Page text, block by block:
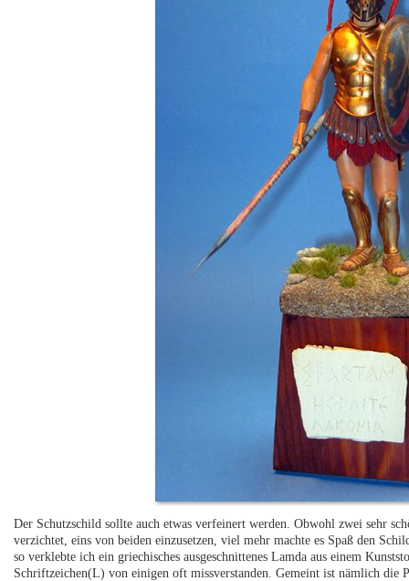
Der Schutzschild sollte auch etwas verfeinert werden. Obwohl zwei sehr
verzichtet, eins von beiden einzusetzen, viel mehr machte es Spaß den
so verklebte ich ein griechisches ausgeschnittenes Lamda aus einem
Schriftzeichen(L) von einigen oft missverstanden. Gemeint ist nämlich die